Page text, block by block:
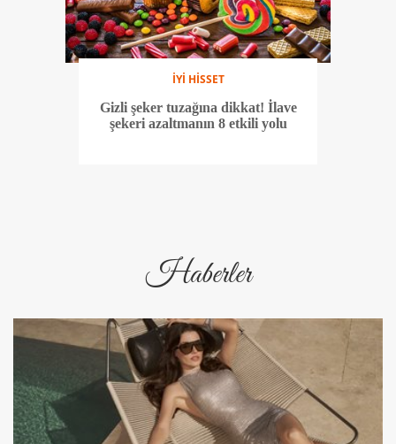
İYİ HİSSET
Gizli şeker tuzağına dikkat! İlave
şekeri azaltmanın 8 etkili yolu
Haberler